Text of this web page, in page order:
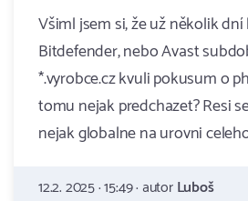
Všiml jsem si, že už několik
Bitdefender, nebo Avast
*.vyrobce.cz kvuli pokusum o
tomu nejak predchazet? Resi
nejak globalne na urovni
12.2. 2025 · 15:49 · autorLuboš